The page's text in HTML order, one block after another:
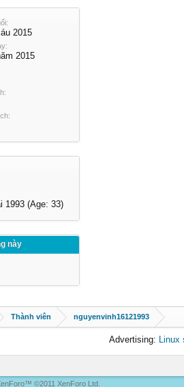
2015
2015
1993 (Age: 33)
này
Thành viên nguyenvinh16121993
Advertising: Linux
©2011 XenForo Ltd.